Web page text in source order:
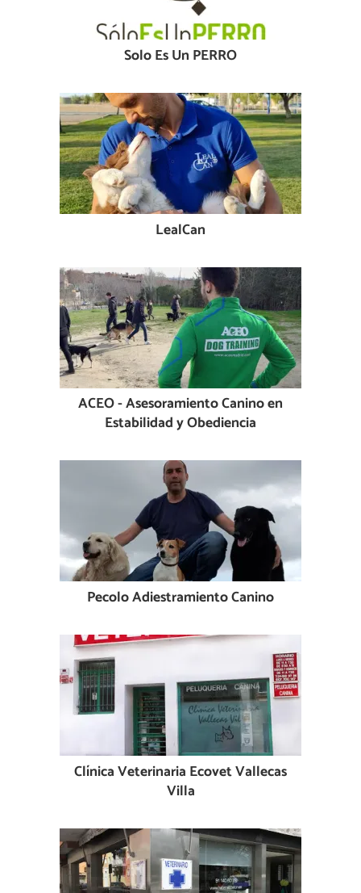
Solo Es Un PERRO
LealCan
ACEO - Asesoramiento Canino en
Estabilidad y Obediencia
Pecolo Adiestramiento Canino
Clínica Veterinaria Ecovet Vallecas
Villa